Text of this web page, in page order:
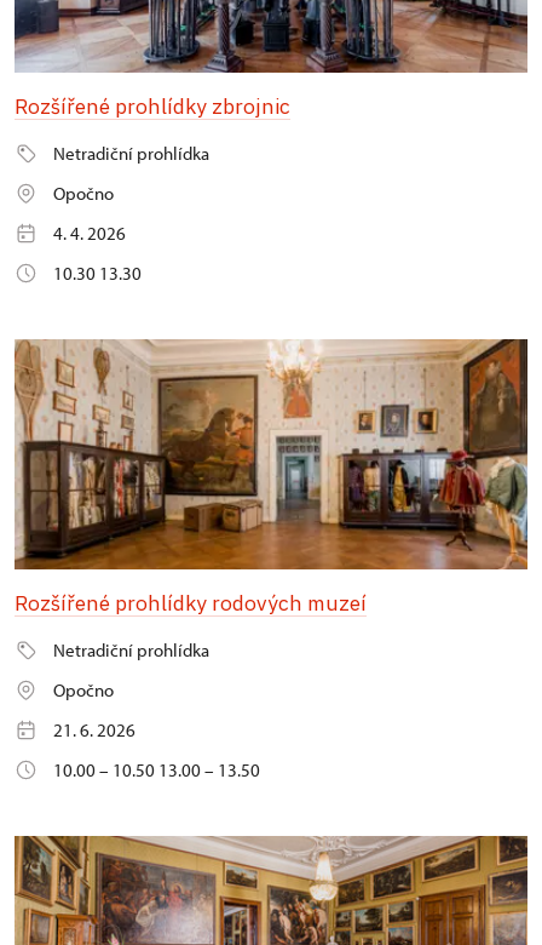
Rozšířené prohlídky zbrojnic
Netradiční prohlídka
Opočno
4. 4. 2026
10.30 13.30
Rozšířené prohlídky rodových muzeí
Netradiční prohlídka
Opočno
21. 6. 2026
10.00 – 10.50 13.00 – 13.50